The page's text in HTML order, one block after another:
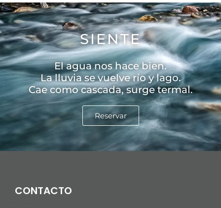
SIENTE
El agua nos hace bien.
La lluvia se vuelve río y lago.
Cae como cascada, surge termal.
Reservar
CONTACTO